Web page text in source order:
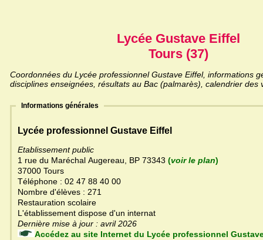
Lycée Gustave Eiffel
Tours (37)
Coordonnées du Lycée professionnel Gustave Eiffel, informations
disciplines enseignées, résultats au Bac (palmarès), calendrier des
Informations générales
Lycée professionnel Gustave Eiffel
Etablissement public
1 rue du Maréchal Augereau, BP 73343 (voir le plan)
37000 Tours
Téléphone : 02 47 88 40 00
Nombre d'élèves : 271
Restauration scolaire
L'établissement dispose d'un internat
Dernière mise à jour : avril 2026
Accédez au site Internet du Lycée professionnel